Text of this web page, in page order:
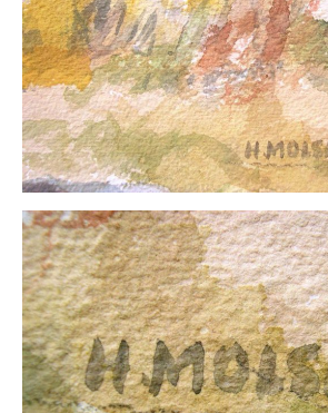
Themenflyer: Buch und
Themenflyer: Sehnsucht Süden
Themenflyer: Walter Becker
Themenflyer: Richild Holt
Themenflyer: Ernst Geitlinger
Themenflyer: Michel Wagner
Weitere Themenflyer
Buchempfehlungen
Richild Holt – Farbe und Linie